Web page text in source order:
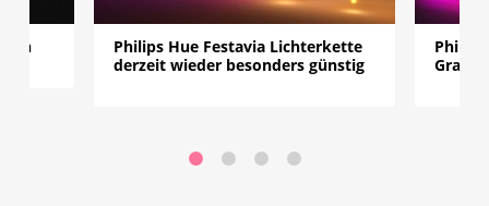
Philips Hue Festavia Lichterkette
derzeit wieder besonders günstig